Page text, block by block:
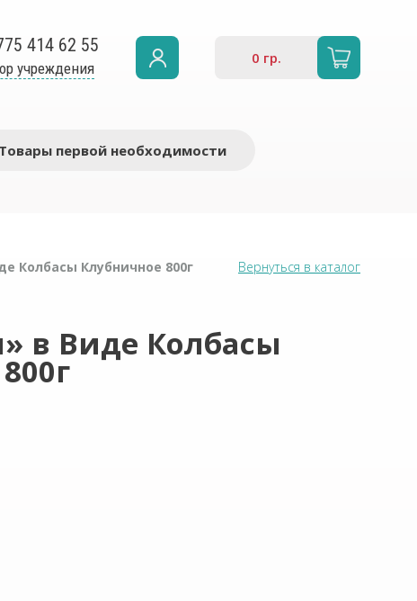
414 62 55
учреждения
0 гр.
Товары первой необходимости
Колбасы Клубничное 800г Вернуться в каталог
в Виде Колбасы